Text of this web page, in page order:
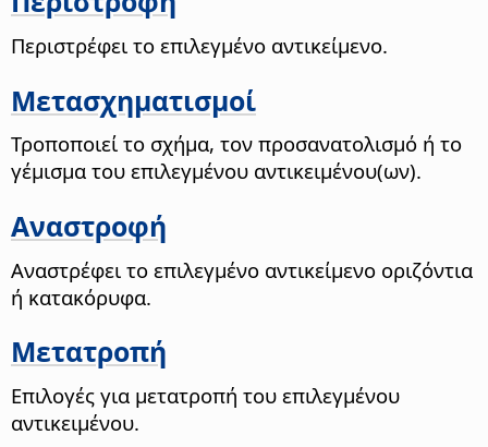
Περιστρέφει το επιλεγμένο αντικείμενο.
Μετασχηματισμοί
Τροποποιεί το σχήμα, τον προσανατολισμό ή το
γέμισμα του επιλεγμένου αντικειμένου(ων).
Αναστροφή
Αναστρέφει το επιλεγμένο αντικείμενο οριζόντια
ή κατακόρυφα.
Μετατροπή
Επιλογές για μετατροπή του επιλεγμένου
αντικειμένου.